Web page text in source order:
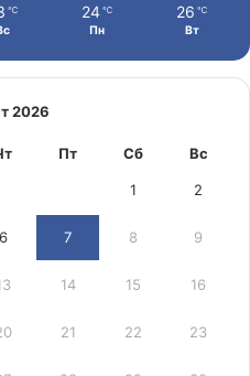
℃ 24 ℃
Пн
26 ℃
Вт
2026
Пт Сб Вс
1 2
6 7 8 9
14 15 16
21 22 23